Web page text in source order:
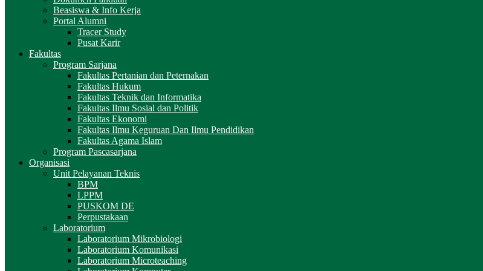
Beasiswa & Info Kerja
Portal Alumni
Tracer Study
Pusat Karir
Fakultas
Program Sarjana
Fakultas Pertanian dan Peternakan
Fakultas Hukum
Fakultas Teknik dan Informatika
Fakultas Ilmu Sosial dan Politik
Fakultas Ekonomi
Fakultas Ilmu Keguruan Dan Ilmu Pendidikan
Fakultas Agama Islam
Program Pascasarjana
Organisasi
Unit Pelayanan Teknis
BPM
LPPM
PUSKOM DE
Perpustakaan
Laboratorium
Laboratorium Mikrobiologi
Laboratorium Komunikasi
Laboratorium Microteaching